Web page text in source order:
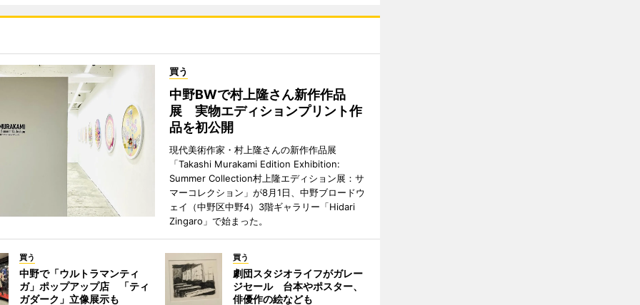
買う
中野BWで村上隆さん新作作品
展 実物エディションプリント作
品を初公開
現代美術作家・村上隆さんの新作作品展
「Takashi Murakami Edition Exhibition:
Summer Collection村上隆エディション展：サ
マーコレクション」が8月1日、中野ブロードウ
ェイ（中野区中野4）3階ギャラリー「Hidari
Zingaro」で始まった。
買う
中野で「ウルトラマンティ
ガ」ポップアップ店 「ティ
ガダーク」立像展示も
買う
劇団スタジオライフがガレー
ジセール 台本やポスター、
俳優作の絵なども